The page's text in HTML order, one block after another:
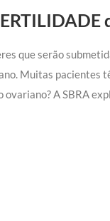
que serão
Muitas pacientes
A SBRA